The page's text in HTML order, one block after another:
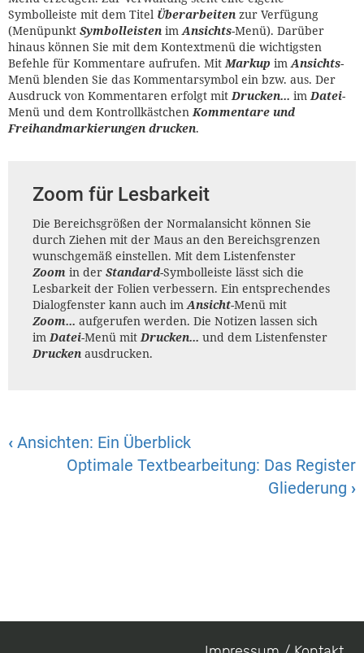
Symbolleiste mit dem Titel Überarbeiten zur Verfügung
(Menüpunkt Symbolleisten imAnsichts-Menü). Darüber
hinaus können Sie mit dem Kontextmenü die wichtigsten
Befehle für Kommentare aufrufen. MitMarkup imAnsichts-
Menü blenden Sie das Kommentarsymbol ein bzw. aus. Der
Ausdruck von Kommentaren erfolgt mitDrucken... imDatei-
Menü und dem KontrollkästchenKommentare und
Freihandmarkierungen drucken.
Zoom für Lesbarkeit
Die Bereichsgrößen der Normalansicht können Sie
durch Ziehen mit der Maus an den Bereichsgrenzen
wunschgemäß einstellen. Mit dem Listenfenster
Zoom in der Standard-Symbolleiste lässt sich die
Lesbarkeit der Folien verbessern. Ein entsprechendes
Dialogfenster kann auch imAnsicht-Menü mit
Zoom... aufgerufen werden. Die Notizen lassen sich
imDatei-Menü mitDrucken... und dem Listenfenster
Drucken ausdrucken.
‹ Ansichten: Ein Überblick
Optimale Textbearbeitung: Das Register
Gliederung ›